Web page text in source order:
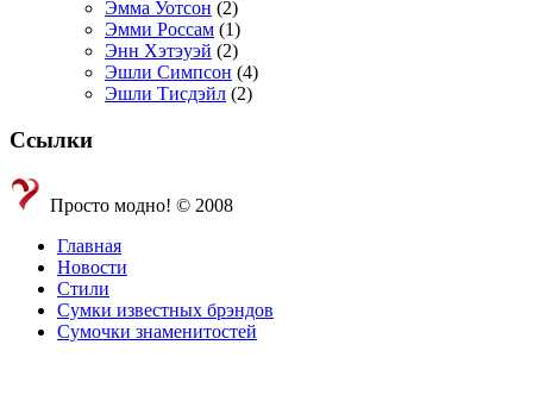
Эмма Уотсон (2)
Эмми Россам (1)
Энн Хэтэуэй (2)
Эшли Симпсон (4)
Эшли Тисдэйл (2)
Ссылки
Просто модно! © 2008
Главная
Новости
Стили
Сумки известных брэндов
Сумочки знаменитостей